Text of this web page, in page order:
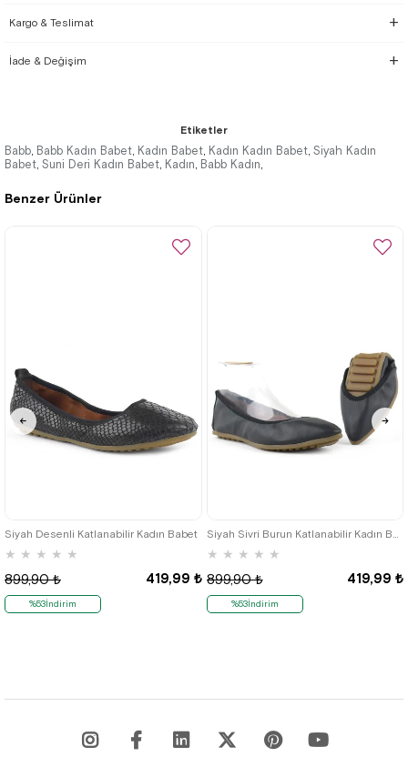
Benzer Ürünler
Siyah Desenli Katlanabilir Kadın Babet
★ ★ ★ ★ ★
419,99 ₺
899,90 ₺
%53İndirim
★ ★ ★ ★ ★
419,99 ₺
899,90 ₺
%53İndirim
Kargo & Teslimat
İade & Değişim
Etiketler
Babb, Babb Kadın Babet, Kadın Babet, Kadın Kadın Babet, Siyah Kadın
Babet, Suni Deri Kadın Babet, Kadın, Babb Kadın,